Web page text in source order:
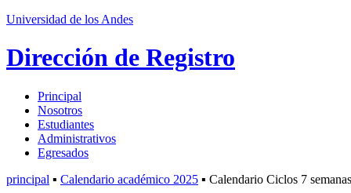
Universidad de los Andes
Dirección de Registro
Principal
Nosotros
Estudiantes
Administrativos
Egresados
principal ▪ Calendario académico 2025 ▪ Calendario Ciclos 7